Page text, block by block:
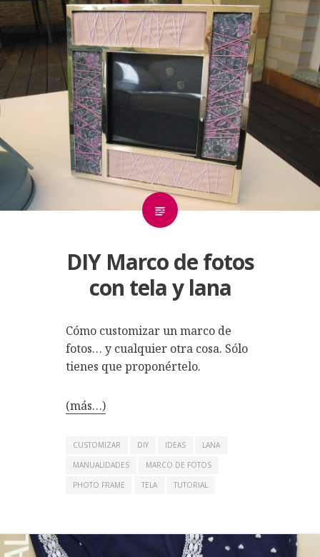
DIY Marco de fotos
con tela y lana
Cómo customizar un marco de
fotos… y cualquier otra cosa. Sólo
tienes que proponértelo.
(más…)
CUSTOMIZAR DIY IDEAS
LANA
MANUALIDADES
MARCO DE FOTOS
PHOTO FRAME
TELA TUTORIAL